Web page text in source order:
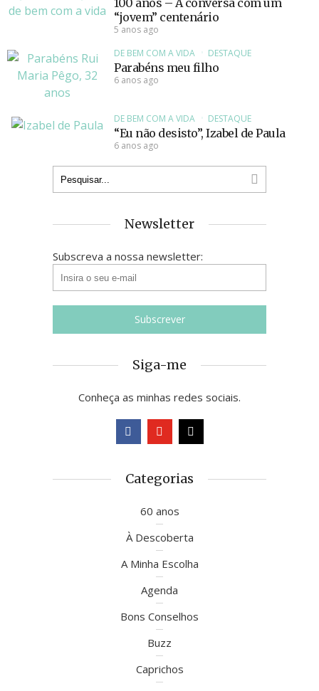
100 anos – À conversa com um
“jovem” centenário
5 anos ago
DE BEM COM A VIDA
DESTAQUE
Parabéns meu filho
6 anos ago
DE BEM COM A VIDA DESTAQUE
“Eu não desisto”, Izabel de Paula
6 anos ago
Newsletter
Subscreva a nossa newsletter:
Siga-me
Conheça as minhas redes sociais.
Categorias
60 anos
À Descoberta
A Minha Escolha
Agenda
Bons Conselhos
Buzz
Caprichos